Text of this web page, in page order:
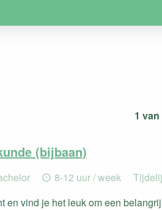
1 van
(bijbaan)
8-12 uur / week
en vind je het leuk om een